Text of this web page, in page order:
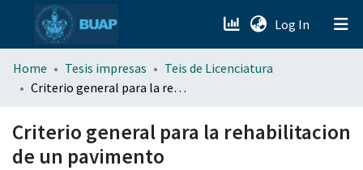
Log In (current)
menu.section.about_menu
Home Tesis impresas
Teis de Licenciatura
Criterio general para la rehabilitacion de un pavimento
Criterio general para la rehabilitacion
de un pavimento